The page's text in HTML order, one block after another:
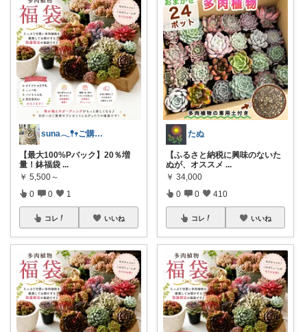
suna𓂃𖤥𖥧ご購入感謝´`*
【最大100%Pバック】20％増
量！鉢福袋 ...
￥ 5,500～
0 0 1
コレ いいね
たぬ
【ふるさと納税に興味のないた
ぬが、オススメ ...
￥ 34,000
0 0 410
コレ いいね